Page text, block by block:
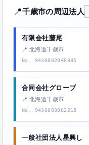
📍千歳市の周辺法人
有限会社藤尾
📍 北海道千歳市
No. 9430002048985
合同会社グローブ
📍 北海道千歳市
No. 9430003002215
一般社団法人星興し